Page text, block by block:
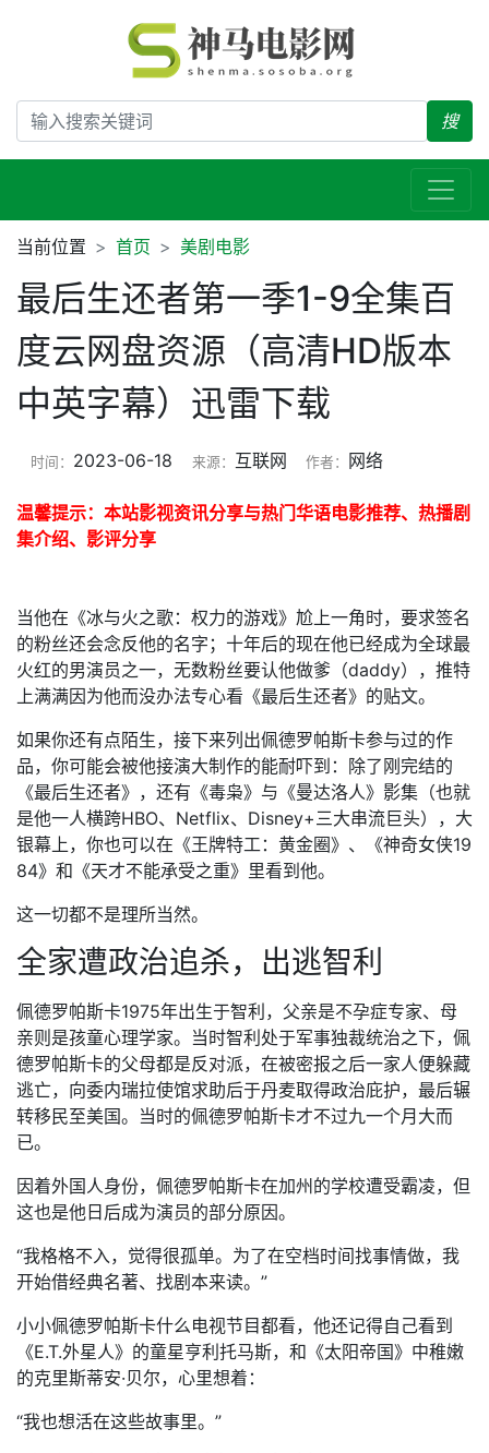
搜
当前位置 首页 美剧电影
最后生还者第一季1-9全集百
度云网盘资源（高清HD版本
中英字幕）迅雷下载
时间： 2023-06-18 来源： 互联网 作者： 网络
温馨提示：本站影视资讯分享与热门华语电影推荐、热播剧
集介绍、影评分享
当他在《冰与火之歌：权力的游戏》尬上一角时，要求签名
的粉丝还会念反他的名字；十年后的现在他已经成为全球最
火红的男演员之一，无数粉丝要认他做爹（daddy），推特
上满满因为他而没办法专心看《最后生还者》的贴文。
如果你还有点陌生，接下来列出佩德罗帕斯卡参与过的作
品，你可能会被他接演大制作的能耐吓到：除了刚完结的
《最后生还者》，还有《毒枭》与《曼达洛人》影集（也就
是他一人横跨HBO、Netflix、Disney+三大串流巨头），大
银幕上，你也可以在《王牌特工：黄金圈》、《神奇女侠19
84》和《天才不能承受之重》里看到他。
这一切都不是理所当然。
全家遭政治追杀，出逃智利
佩德罗帕斯卡1975年出生于智利，父亲是不孕症专家、母
亲则是孩童心理学家。当时智利处于军事独裁统治之下，佩
德罗帕斯卡的父母都是反对派，在被密报之后一家人便躲藏
逃亡，向委内瑞拉使馆求助后于丹麦取得政治庇护，最后辗
转移民至美国。当时的佩德罗帕斯卡才不过九一个月大而
已。
因着外国人身份，佩德罗帕斯卡在加州的学校遭受霸凌，但
这也是他日后成为演员的部分原因。
“我格格不入，觉得很孤单。为了在空档时间找事情做，我
开始借经典名著、找剧本来读。”
小小佩德罗帕斯卡什么电视节目都看，他还记得自己看到
《E.T.外星人》的童星亨利托马斯，和《太阳帝国》中稚嫩
的克里斯蒂安·贝尔，心里想着：
“我也想活在这些故事里。”